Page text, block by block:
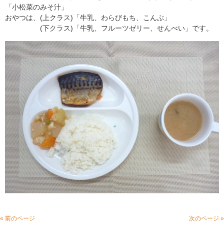
「小松菜のみそ汁」
おやつは、(上クラス)「牛乳、わらびもち、こんぶ」
(下クラス)「牛乳、フルーツゼリー、せんべい」です。
« 前のページ 次のページ »